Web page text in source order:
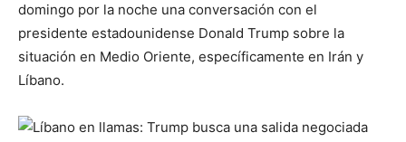
domingo por la noche una conversación con el
presidente estadounidense Donald Trump sobre la
situación en Medio Oriente, específicamente en Irán y
Líbano.